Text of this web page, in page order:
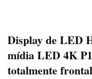
Display de LED
mídia LED 4K
totalmente frontal